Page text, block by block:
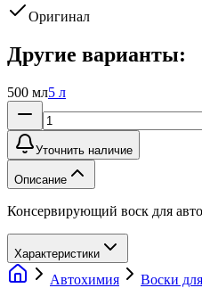
Оригинал
Другие варианты:
500 мл5 л
Уточнить наличие
Описание
Консервирующий воск для
Характеристики
Автохимия Воски